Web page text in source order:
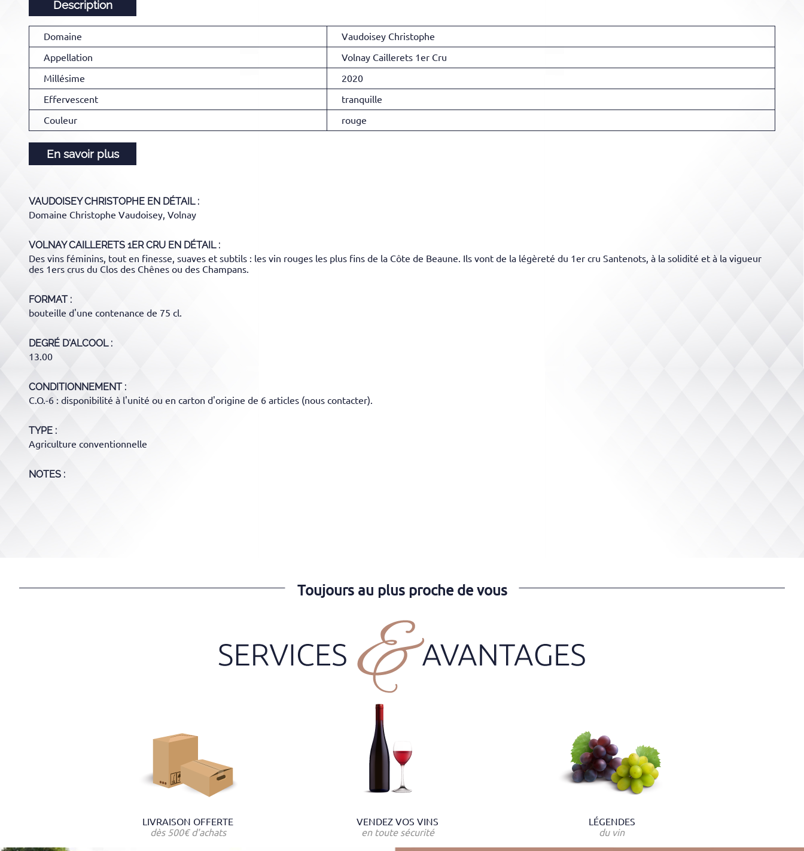
Description
Domaine
Vaudoisey Christophe
Appellation
Volnay Caillerets 1er Cru
Millésime
2020
Effervescent
tranquille
Couleur
rouge
En savoir plus
VAUDOISEY CHRISTOPHE EN DÉTAIL :
Domaine Christophe Vaudoisey, Volnay
VOLNAY CAILLERETS 1ER CRU EN DÉTAIL :
Des vins féminins, tout en finesse, suaves et subtils : les vin rouges les plus fins de la Côte de Beaune. Ils vont de la légèreté du 1er cru Santenots, à la solidité et à la vigueur
des 1ers crus du Clos des Chênes ou des Champans.
FORMAT
bouteille d'une contenance de 75 cl.
DEGRÉ D'ALCOOL
13.00
CONDITIONNEMENT
C.O.-6 : disponibilité à l'unité ou en carton d'origine de 6 articles (nous contacter).
TYPE
Agriculture conventionnelle
NOTES :
Toujours au plus proche de vous
LIVRAISON OFFERTE
dès 500€ d'achats
VENDEZ VOS VINS
en toute sécurité
LÉGENDES
du vin